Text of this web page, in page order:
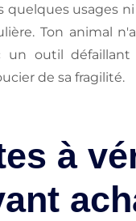
quelques usages
Ton animal
un outil
de sa fragilité.
à